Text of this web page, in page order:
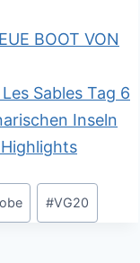
BOOT VON
Sables Tag 6
Inseln
#VG20